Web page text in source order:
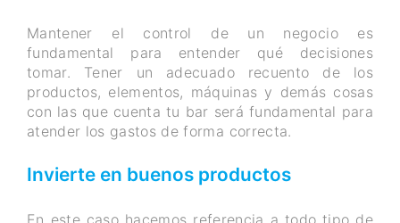
Mantener el control de un negocio es
fundamental para entender qué decisiones
tomar. Tener un adecuado recuento de los
productos, elementos, máquinas y demás cosas
con las que cuenta tu bar será fundamental para
atender los gastos de forma correcta.
Invierte en buenos productos